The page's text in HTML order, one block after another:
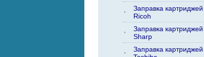
Заправка картриджей
Ricoh
Заправка картриджей
Sharp
Заправка картриджей